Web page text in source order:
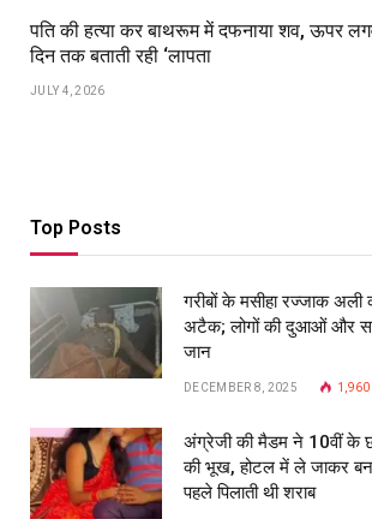
पति की हत्या कर बाथरूम में दफनाया शव, ऊपर
दिन तक बताती रही ‘लापता
JULY 4, 2026
Top Posts
गरीबों के मसीहा रज्‍जाक अली
अटैक; लोगों की दुआओं और
जान
DECEMBER 8, 2025 1,960
अंग्रेजी की मैडम ने 10वीं के
की भूख, होटल में ले जाकर
पहले पिलाती थी शराब